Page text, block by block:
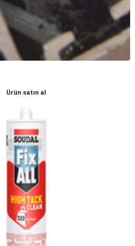
Ürün satın al